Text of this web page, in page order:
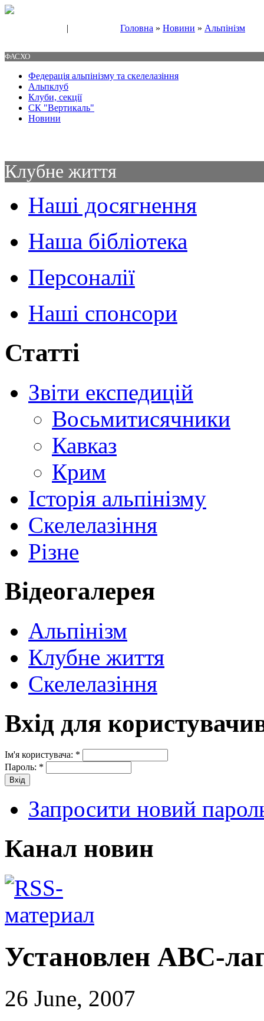
| Головна » Новини » Альпінізм
ФАСХО
Федерація альпінізму та скелелазіння
Альпклуб
Клуби, секції
СК "Вертикаль"
Новини
Клубне життя
Наші досягнення
Наша бібліотека
Персоналії
Наші спонсори
Статті
Звіти експедицій
Восьмитисячники
Кавказ
Крим
Історія альпінізму
Скелелазіння
Різне
Відеогалерея
Альпінізм
Клубне життя
Скелелазіння
Вхід для
Ім'я користувача: *
Пароль: *
Запросити новий
Канал новин
Установлен АВС-
26 June, 2007